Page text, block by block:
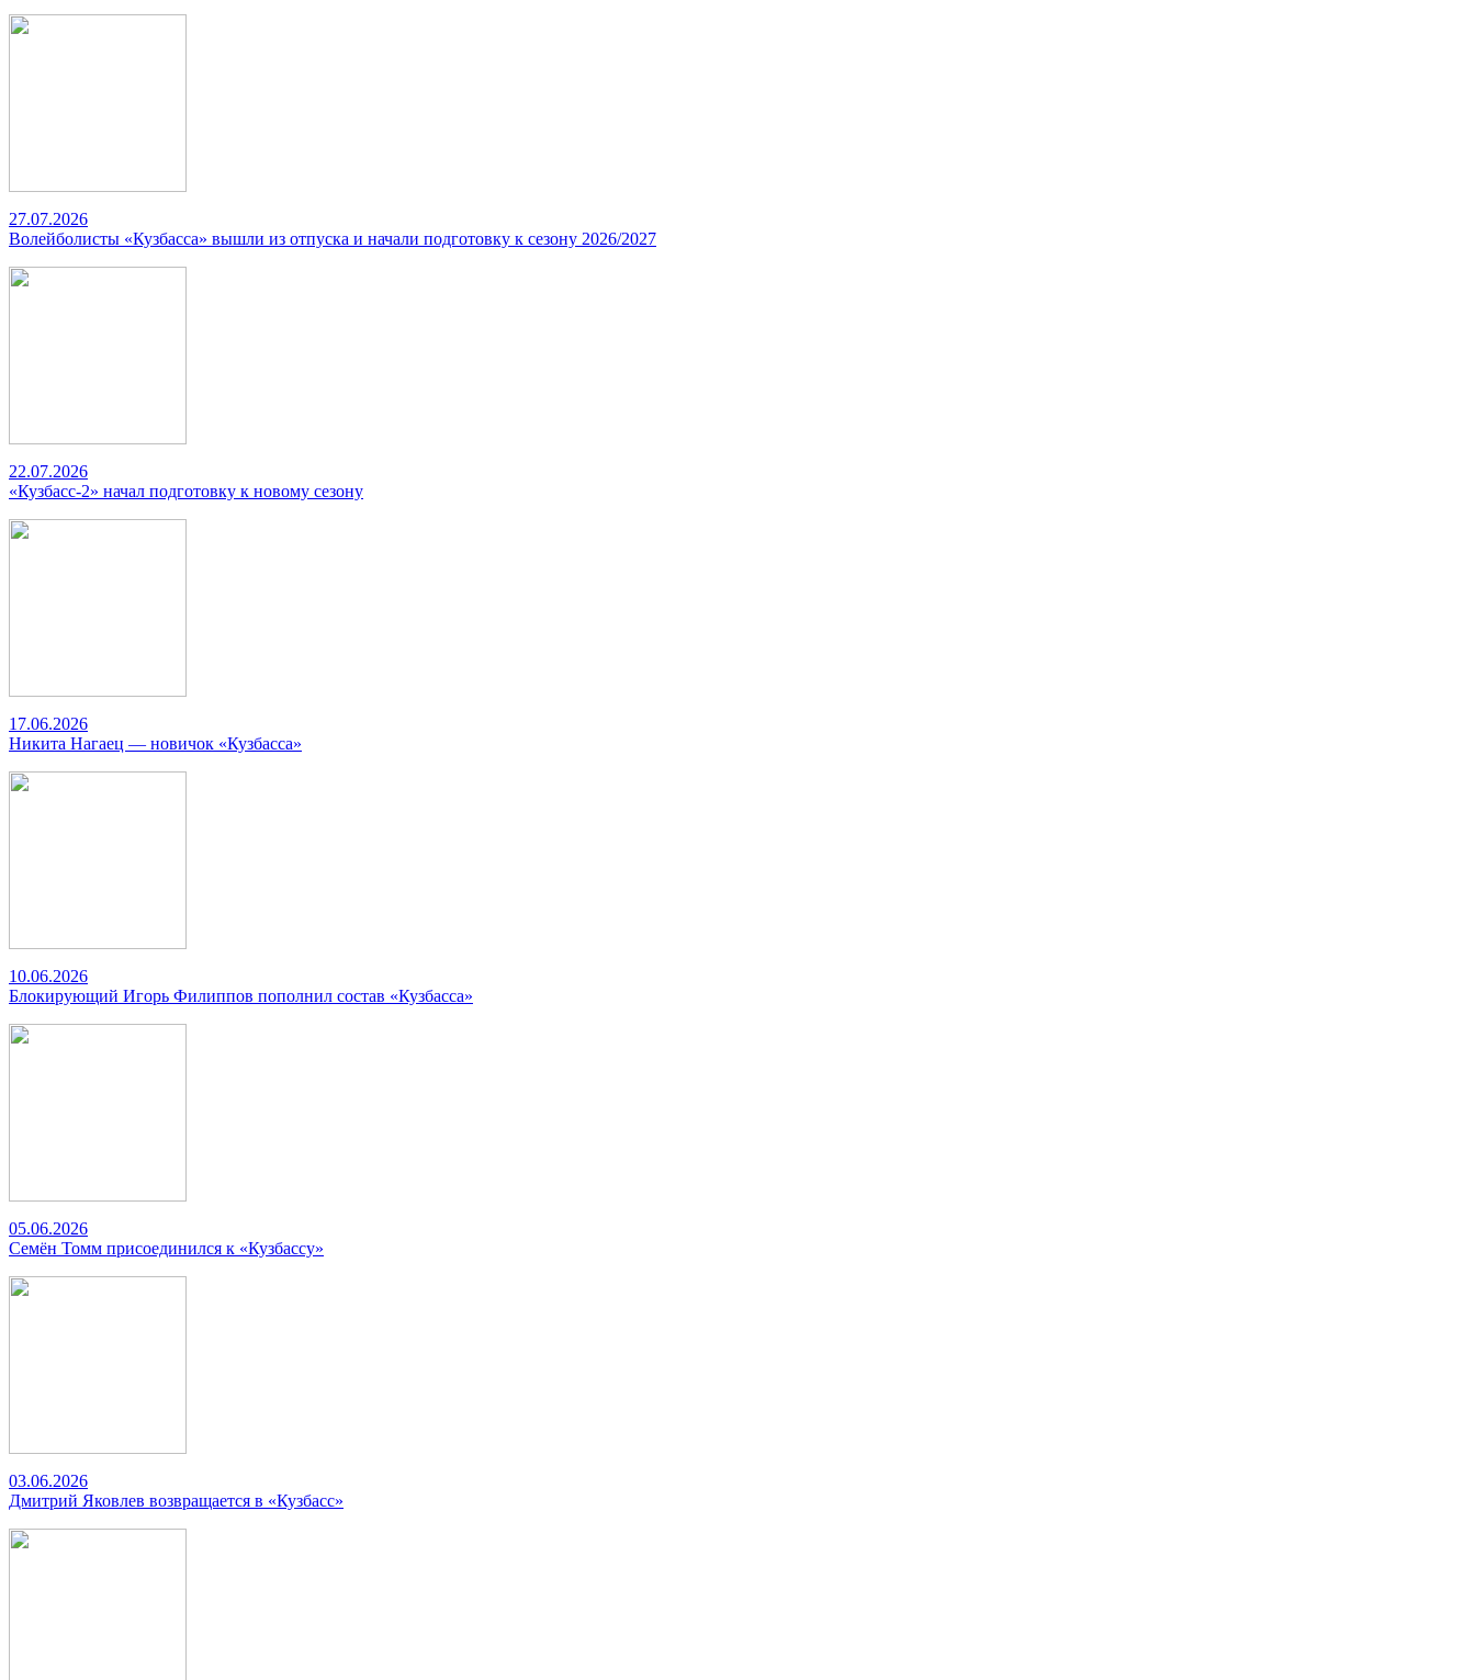
27.07.2026
Волейболисты «Кузбасса» вышли из отпуска и начали подготовку к сезону 2026/2027
22.07.2026
«Кузбасс-2» начал подготовку к новому сезону
17.06.2026
Никита Нагаец — новичок «Кузбасса»
10.06.2026
Блокирующий Игорь Филиппов пополнил состав «Кузбасса»
05.06.2026
Семён Томм присоединился к «Кузбассу»
03.06.2026
Дмитрий Яковлев возвращается в «Кузбасс»